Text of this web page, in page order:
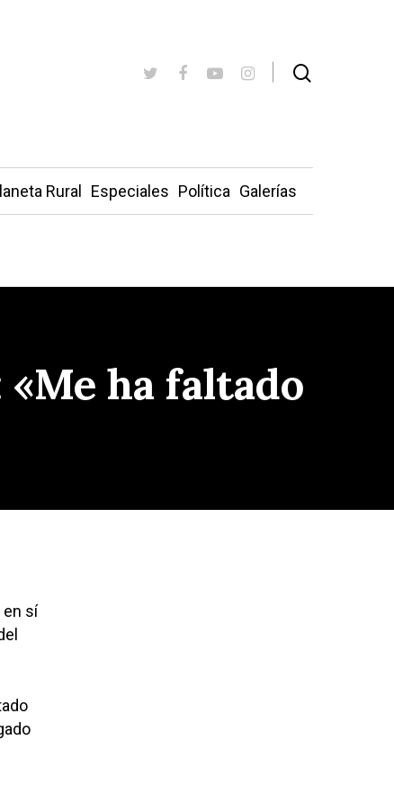
Rural Especiales Política Galerías
ha faltado
en sí